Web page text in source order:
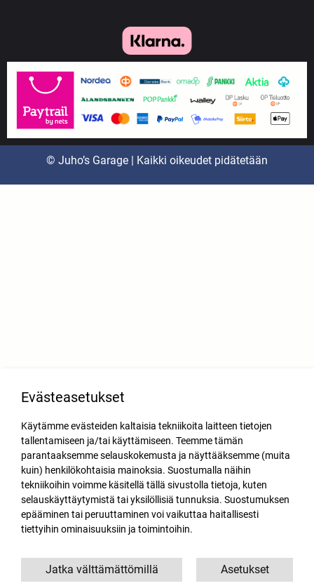
© Juho’s Garage | Kaikki oikeudet pidätetään
Evästeasetukset
Käytämme evästeiden kaltaisia tekniikoita laitteen tietojen
tallentamiseen ja/tai käyttämiseen. Teemme tämän
parantaaksemme selauskokemusta ja näyttääksemme (muita
kuin) henkilökohtaisia mainoksia. Suostumalla näihin
tekniikoihin voimme käsitellä tällä sivustolla tietoja, kuten
selauskäyttäytymistä tai yksilöllisiä tunnuksia. Suostumuksen
epääminen tai peruuttaminen voi vaikuttaa haitallisesti
tiettyihin ominaisuuksiin ja toimintoihin.
Asetukset
Jatka välttämättömillä